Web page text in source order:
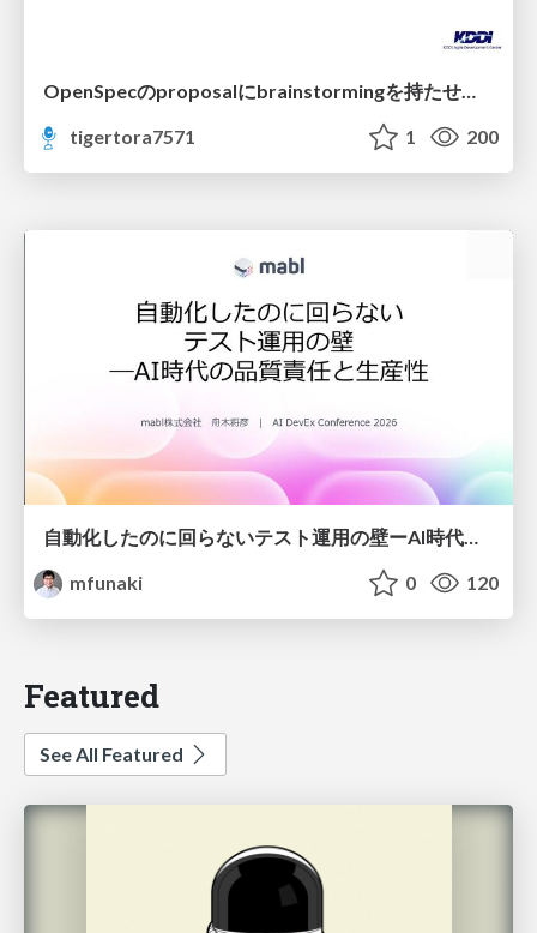
tigertora7571
1 200
自動化したのに回らないテスト運用の壁ーAI時代の品質責任と生産性
mfunaki
0 120
Featured
See All Featured